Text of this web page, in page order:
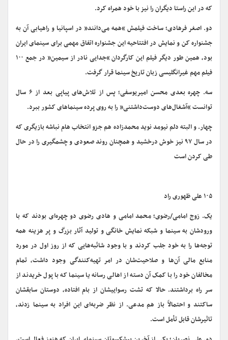
که در این راستا دیگران را نیز با خود همراه کرد.
دو. اصغر فرهادی؛ ساخت فیلمش “همه می‌دانند” در اسپانیا و راهیابی آن به
جشنواره کن و نمایش در افتتاحیه این جشنواره اتفاق مهمی برای سینمای ایران
بود، همین طور دیگر فیلم این کارگردان “جدایی نادر از سیمین” در جمع ۱۰۰
فیلم مهم غیرانگلیسی زبان تاریخ سینما قرار گرفت.
سه. چهره بعدی محسن امیریوسفی؛ پس از تلاش‌های پیاپی بعد از ۶ سال
توانست “آشغال‌های دوست‌داشتنی” را به روی پرده سینماهای کشور ببرد.
چهار. و البته دلم نیومد نوید محمدزاده هم جزو انتخاب هام نباشه بازیگری که
در سال ۹۷ نیز خوش درخشید و همچنان روند صعودی و چشمگیری را در حال
طی کردن است
۱۰۵ علی ظهوری راد
یک. زوج امامی/رضوی؛ محمد امامی و هادی رضوی دو چهره‌ای بودند که با
ورودشان به سینما و شبکه نمایش خانگی و تولید آثار بزرگ و پر هزینه همه
توجه‌ها را به خود جلب کردند و با وجود شائبه‌هایی که از روز اول در مورد
منابع مالی آن‌ها و صلاحیت‌شان در امر تهیه‌کنندگی وجود داشت، تمام
مخالفان خود را با کمک آن دسته از اهالی رسانه یا سینما که با پول خریدند از
سر راه برداشتند. حالا که تشت رسواییشان از بام افتاده، دوستان سابقشان
ساکتند و احتمالاً باز هم مدعی. از نظر ضربه‌ای این افراد به سینما زدند،
تاثیرشان قابل تأمل است.